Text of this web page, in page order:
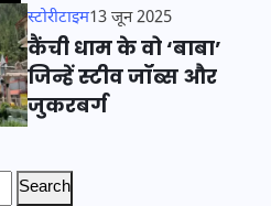
स्टोरीटाइम13 जून 2025
कैंची धाम के वो ‘बाबा’
जिन्हें स्टीव जॉब्स और
जुकरबर्ग
Search